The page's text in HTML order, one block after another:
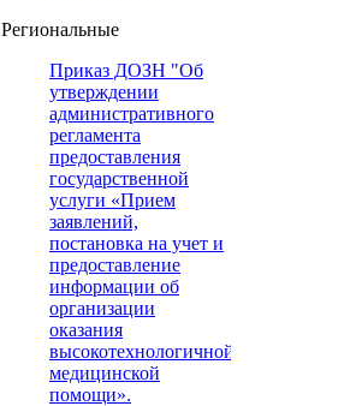
Региональные
Приказ ДОЗН "Об
утверждении
административного
регламента
предоставления
государственной
услуги «Прием
заявлений,
постановка на учет и
предоставление
информации об
организации
оказания
высокотехнологичной
медицинской
помощи».